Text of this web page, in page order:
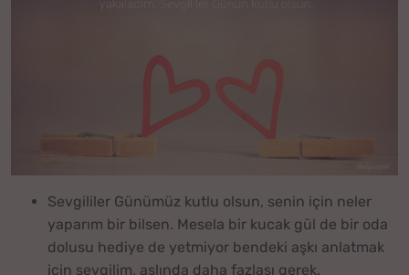
Sevgililer Günümüz kutlu olsun, senin için neler
yaparım bir bilsen. Mesela bir kucak gül de bir oda
dolusu hediye de yetmiyor bendeki aşkı anlatmak
için sevgilim, aslında daha fazlası gerek.